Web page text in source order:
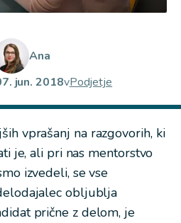
Ana
jun. 2018vPodjetje
vprašanj na razgovorih, ki
je, ali pri nas mentorstvo
izvedeli, se vse
obljublja
prične z delom, je